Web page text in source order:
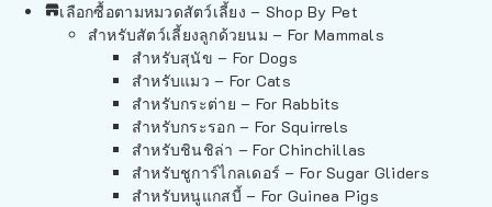
เลือกซื้อตามหมวดสัตว์เลี้ยง – Shop By Pet
สำหรับสัตว์เลี้ยงลูกด้วยนม – For Mammals
สำหรับสุนัข – For Dogs
สำหรับแมว – For Cats
สำหรับกระต่าย – For Rabbits
สำหรับกระรอก – For Squirrels
สำหรับชินชิล่า – For Chinchillas
สำหรับชูการ์ไกลเดอร์ – For Sugar Gliders
สำหรับหนูแกสบี้ – For Guinea Pigs